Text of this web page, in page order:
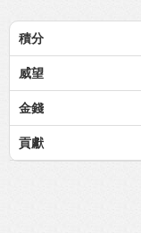
積分
威望
金錢
貢獻